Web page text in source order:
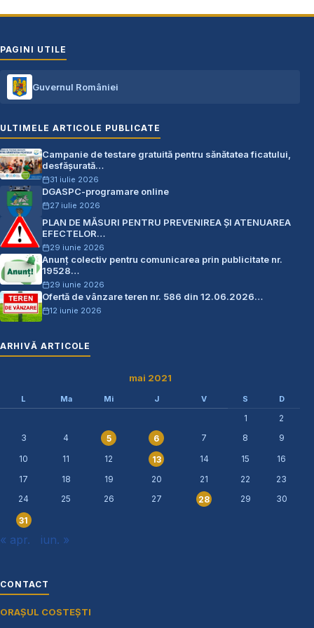
PAGINI UTILE
Guvernul României
ULTIMELE ARTICOLE PUBLICATE
Campanie de testare gratuită pentru sănătatea ficatului,
desfășurată…
31 iulie 2026
DGASPC-programare online
27 iulie 2026
PLAN DE MĂSURI PENTRU PREVENIREA ŞI ATENUAREA
EFECTELOR…
29 iunie 2026
Anunț colectiv pentru comunicarea prin publicitate nr.
19528…
29 iunie 2026
Ofertă de vânzare teren nr. 586 din 12.06.2026…
12 iunie 2026
ARHIVĂ ARTICOLE
mai 2021
L Ma Mi J V S D
1
2
3
4 5 6 7 8
9
10
11 12 13 14 15
16
17
18 19 20 21 22
23
24
25 26 27 28 29 30
31
« apr. iun. »
CONTACT
ORAȘUL COSTEȘTI